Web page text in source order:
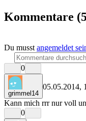
Kommentare
Du musst angemeldet
0
grimmel14
05.05.2014,
Kann mich rrr nur voll
0